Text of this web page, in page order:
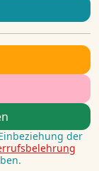
der